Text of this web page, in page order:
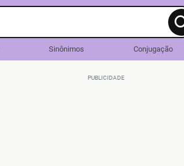
Sinônimos Conjugação